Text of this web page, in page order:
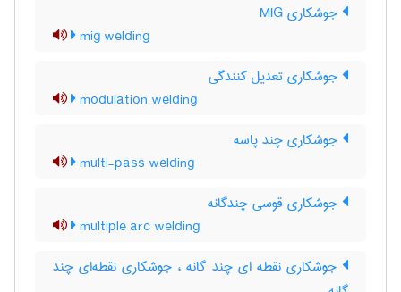
جوشکاری MIG
mig welding
جوشکاری تعدیل کنندگی
modulation welding
جوشکاری چند پاسه
multi-pass welding
جوشکاری قوسی چندگانه
multiple arc welding
جوشکاری نقطه ای چند گانه ، جوشکاری نقطه‌ای چند